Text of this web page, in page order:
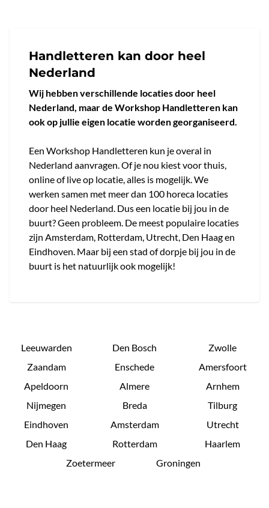
Handletteren kan door heel
Nederland
Wij hebben verschillende locaties door heel
Nederland, maar de Workshop Handletteren kan
ook op jullie eigen locatie worden georganiseerd.
Een Workshop Handletteren kun je overal in
Nederland aanvragen. Of je nou kiest voor thuis,
online of live op locatie, alles is mogelijk. We
werken samen met meer dan 100 horeca locaties
door heel Nederland. Dus een locatie bij jou in de
buurt? Geen probleem. De meest populaire locaties
zijn Amsterdam, Rotterdam, Utrecht, Den Haag en
Eindhoven. Maar bij een stad of dorpje bij jou in de
buurt is het natuurlijk ook mogelijk!
Leeuwarden Den Bosch
Zwolle
Zaandam
Enschede
Amersfoort
Apeldoorn
Almere
Arnhem
Nijmegen
Breda
Tilburg
Eindhoven
Amsterdam
Utrecht
Den Haag
Rotterdam
Haarlem
Zoetermeer
Groningen